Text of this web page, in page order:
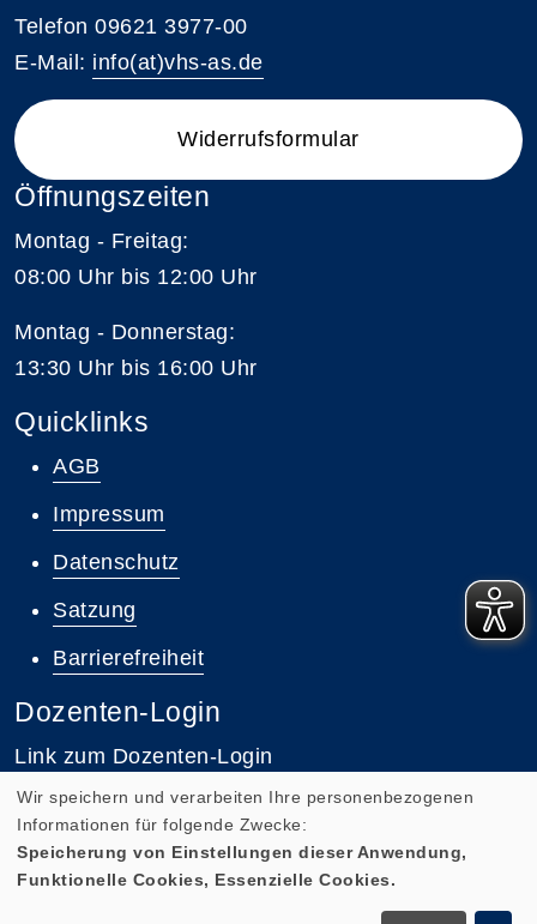
Telefon 09621 3977-00
E-Mail: info(at)vhs-as.de
Widerrufsformular
Öffnungszeiten
Montag - Freitag:
08:00 Uhr bis 12:00 Uhr
Montag - Donnerstag:
13:30 Uhr bis 16:00 Uhr
Quicklinks
AGB
Impressum
Datenschutz
Satzung
Barrierefreiheit
Dozenten-Login
Link zum Dozenten-Login
Cookie Einstellungen
Wir speichern und verarbeiten Ihre personenbezogenen
Informationen für folgende Zwecke:
Speicherung von Einstellungen dieser Anwendung,
Funktionelle Cookies, Essenzielle Cookies.